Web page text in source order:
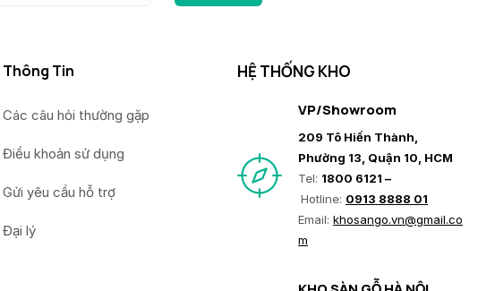
Thông Tin
Các câu hỏi thường gặp
Điều khoản sử dụng
Gửi yêu cầu hỗ trợ
Đại lý
HỆ THỐNG KHO
VP/Showroom
209 Tô Hiến Thành,
Phường 13, Quận 10, HCM
Tel: 1800 6121 –
Hotline: 0913 8888 01
Email: khosango.vn@gmail.co
m